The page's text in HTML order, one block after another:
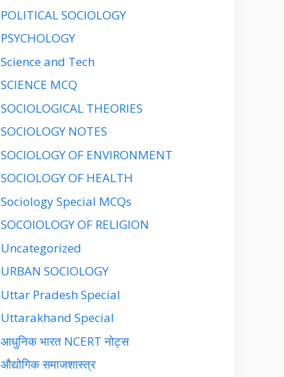
POLITICAL SOCIOLOGY
PSYCHOLOGY
Science and Tech
SCIENCE MCQ
SOCIOLOGICAL THEORIES
SOCIOLOGY NOTES
SOCIOLOGY OF ENVIRONMENT
SOCIOLOGY OF HEALTH
Sociology Special MCQs
SOCOIOLOGY OF RELIGION
Uncategorized
URBAN SOCIOLOGY
Uttar Pradesh Special
Uttarakhand Special
आधुनिक भारत NCERT नोट्स
औद्योगिक समाजशास्त्र